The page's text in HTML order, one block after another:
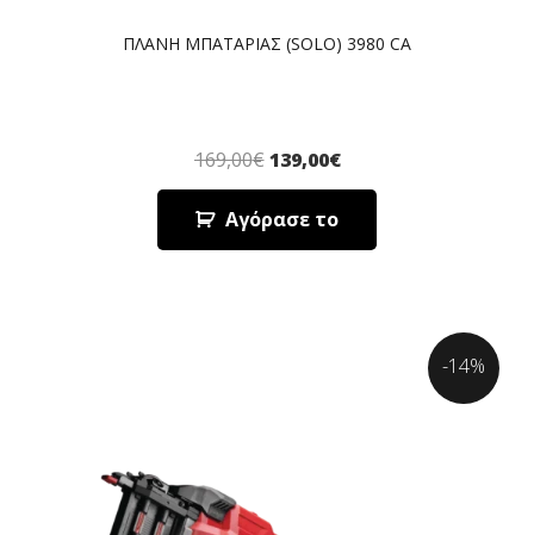
ΠΛΑΝΗ ΜΠΑΤΑΡΙΑΣ (SOLO) 3980 CA
169,00€ 139,00€
Αγόρασε το
-14%